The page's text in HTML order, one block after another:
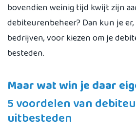
bovendien weinig tijd kwijt zijn
debiteurenbeheer? Dan kun je
bedrijven, voor kiezen om je
besteden.
Maar wat win je daar
5 voordelen van
uitbesteden